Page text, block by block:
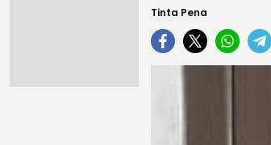
Tinta Pena